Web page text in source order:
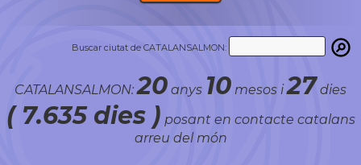
Buscar ciutat de CATALANSALMON:
CATALANSALMON:20 anys 10 mesos i27 dies
( 7.635 dies ) posant en contacte catalans
arreu del món